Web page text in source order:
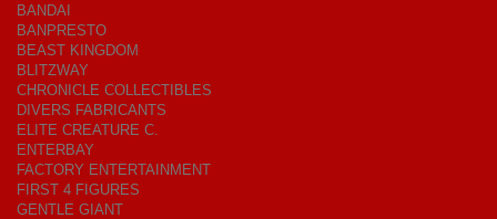
BANDAI
BANPRESTO
BEAST KINGDOM
BLITZWAY
CHRONICLE COLLECTIBLES
DIVERS FABRICANTS
ELITE CREATURE C.
ENTERBAY
FACTORY ENTERTAINMENT
FIRST 4 FIGURES
GENTLE GIANT